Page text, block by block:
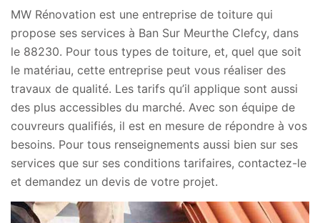
MW Rénovation est une entreprise de toiture qui
propose ses services à Ban Sur Meurthe Clefcy, dans
le 88230. Pour tous types de toiture, et, quel que soit
le matériau, cette entreprise peut vous réaliser des
travaux de qualité. Les tarifs qu’il applique sont aussi
des plus accessibles du marché. Avec son équipe de
couvreurs qualifiés, il est en mesure de répondre à vos
besoins. Pour tous renseignements aussi bien sur ses
services que sur ses conditions tarifaires, contactez-le
et demandez un devis de votre projet.